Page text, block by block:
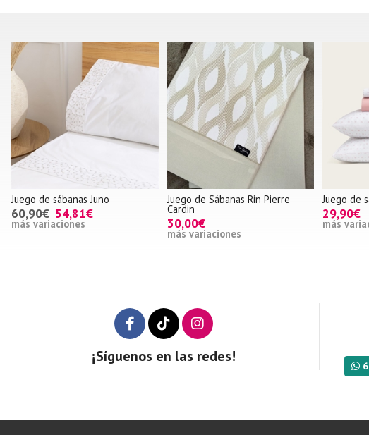
Juego de sábanas Juno
60,90€ 54,81€
más variaciones
Juego de Sábanas Rin Pierre
Cardin
30,00€
más variaciones
Juego de
29,90€
más
¡Síguenos en las redes!